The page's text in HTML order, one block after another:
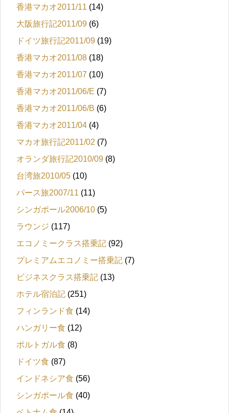
香港マカオ2011/11 (14)
大阪旅行記2011/09 (6)
ドイツ旅行記2011/09 (19)
香港マカオ2011/08 (18)
香港マカオ2011/07 (10)
香港マカオ2011/06/E (7)
香港マカオ2011/06/B (6)
香港マカオ2011/04 (4)
マカオ旅行記2011/02 (7)
オランダ旅行記2010/09 (8)
台湾旅2010/05 (10)
パース旅2007/11 (11)
シンガポール2006/10 (5)
ラウンジ (117)
エコノミークラス搭乗記 (92)
プレミアムエコノミー搭乗記 (7)
ビジネスクラス搭乗記 (13)
ホテル宿泊記 (251)
フィンランド食 (14)
ハンガリー食 (12)
ポルトガル食 (8)
ドイツ食 (87)
インドネシア食 (56)
シンガポール食 (40)